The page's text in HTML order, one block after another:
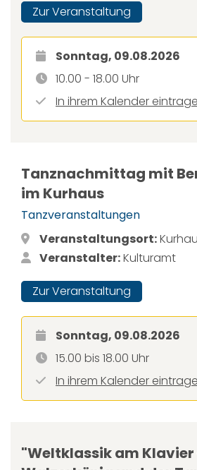
Zur Veranstaltung
Sonntag, 09.08.2026
10.00 - 18.00 Uhr
In ihrem Kalender
Tanznachmittag mit
im Kurhaus
Tanzveranstaltungen
Veranstaltungsort:
Veranstalter:Kulturamt
Zur Veranstaltung
Sonntag, 09.08.2026
15.00 bis 18.00 Uhr
In ihrem Kalender
"Weltklassik am Klavier